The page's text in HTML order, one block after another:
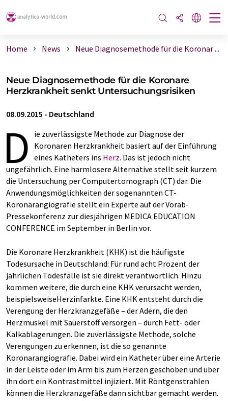
Home News Neue Diagnosemethode für die Koronar ...
Neue Diagnosemethode für die Koronare
Herzkrankheit senkt Untersuchungsrisiken
08.09.2015 - Deutschland
D
ie zuverlässigste Methode zur Diagnose der
Koronaren Herzkrankheit basiert auf der Einführung
eines Katheters ins Herz. Das ist jedoch nicht
ungefährlich. Eine harmlosere Alternative stellt seit kurzem
die Untersuchung per Computertomograph (CT) dar. Die
Anwendungsmöglichkeiten der sogenannten CT-
Koronarangiografie stellt ein Experte auf der Vorab-
Pressekonferenz zur diesjährigen MEDICA EDUCATION
CONFERENCE im September in Berlin vor.
Die Koronare Herzkrankheit (KHK) ist die häufigste
Todesursache in Deutschland: Für rund acht Prozent der
jährlichen Todesfälle ist sie direkt verantwortlich. Hinzu
kommen weitere, die durch eine KHK verursacht werden,
beispielsweiseHerzinfarkte. Eine KHK entsteht durch die
Verengung der Herzkranzgefäße – der Adern, die den
Herzmuskel mit Sauerstoff versorgen – durch Fett- oder
Kalkablagerungen. Die zuverlässigste Methode, solche
Verengungen zu erkennen, ist die so genannte
Koronarangiografie. Dabei wird ein Katheter über eine Arterie
in der Leiste oder im Arm bis zum Herzen geschoben und über
ihn dort ein Kontrastmittel injiziert. Mit Röntgenstrahlen
können die Herzkranzgefäße dann sichtbar gemacht werden.